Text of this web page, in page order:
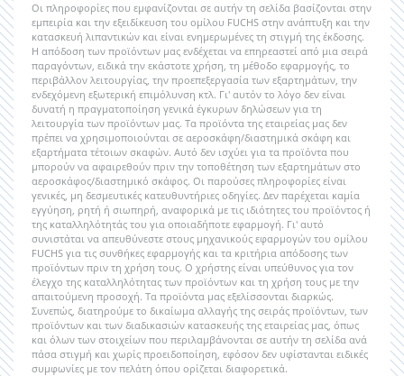
Οι πληροφορίες που εμφανίζονται σε αυτήν τη σελίδα βασίζονται στην
εμπειρία και την εξειδίκευση του ομίλου FUCHS στην ανάπτυξη και την
κατασκευή λιπαντικών και είναι ενημερωμένες τη στιγμή της έκδοσης.
Η απόδοση των προϊόντων μας ενδέχεται να επηρεαστεί από μια σειρά
παραγόντων, ειδικά την εκάστοτε χρήση, τη μέθοδο εφαρμογής, το
περιβάλλον λειτουργίας, την προεπεξεργασία των εξαρτημάτων, την
ενδεχόμενη εξωτερική επιμόλυνση κτλ. Γι' αυτόν το λόγο δεν είναι
δυνατή η πραγματοποίηση γενικά έγκυρων δηλώσεων για τη
λειτουργία των προϊόντων μας. Τα προϊόντα της εταιρείας μας δεν
πρέπει να χρησιμοποιούνται σε αεροσκάφη/διαστημικά σκάφη και
εξαρτήματα τέτοιων σκαφών. Αυτό δεν ισχύει για τα προϊόντα που
μπορούν να αφαιρεθούν πριν την τοποθέτηση των εξαρτημάτων στο
αεροσκάφος/διαστημικό σκάφος. Οι παρούσες πληροφορίες είναι
γενικές, μη δεσμευτικές κατευθυντήριες οδηγίες. Δεν παρέχεται καμία
εγγύηση, ρητή ή σιωπηρή, αναφορικά με τις ιδιότητες του προϊόντος ή
της καταλληλότητάς του για οποιαδήποτε εφαρμογή. Γι' αυτό
συνιστάται να απευθύνεστε στους μηχανικούς εφαρμογών του ομίλου
FUCHS για τις συνθήκες εφαρμογής και τα κριτήρια απόδοσης των
προϊόντων πριν τη χρήση τους. Ο χρήστης είναι υπεύθυνος για τον
έλεγχο της καταλληλότητας των προϊόντων και τη χρήση τους με την
απαιτούμενη προσοχή. Τα προϊόντα μας εξελίσσονται διαρκώς.
Συνεπώς, διατηρούμε το δικαίωμα αλλαγής της σειράς προϊόντων, των
προϊόντων και των διαδικασιών κατασκευής της εταιρείας μας, όπως
και όλων των στοιχείων που περιλαμβάνονται σε αυτήν τη σελίδα ανά
πάσα στιγμή και χωρίς προειδοποίηση, εφόσον δεν υφίστανται ειδικές
συμφωνίες με τον πελάτη όπου ορίζεται διαφορετικά.